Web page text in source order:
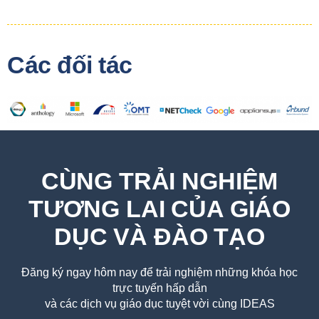
Các đối tác
CÙNG TRẢI NGHIỆM
TƯƠNG LAI CỦA GIÁO
DỤC VÀ ĐÀO TẠO
Đăng ký ngay hôm nay để trải nghiệm những khóa học
trực tuyến hấp dẫn
và các dịch vụ giáo dục tuyệt vời cùng IDEAS